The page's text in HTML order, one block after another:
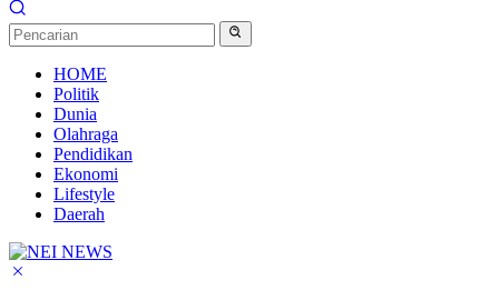
HOME
Politik
Dunia
Olahraga
Pendidikan
Ekonomi
Lifestyle
Daerah